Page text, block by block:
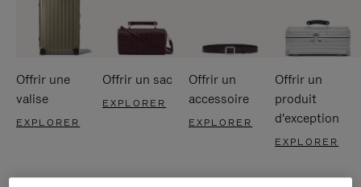
Offrir une
valise
EXPLORER
Offrir un sac
EXPLORER
Offrir un
accessoire
EXPLORER
Offrir un
produit
d'exception
EXPLORER